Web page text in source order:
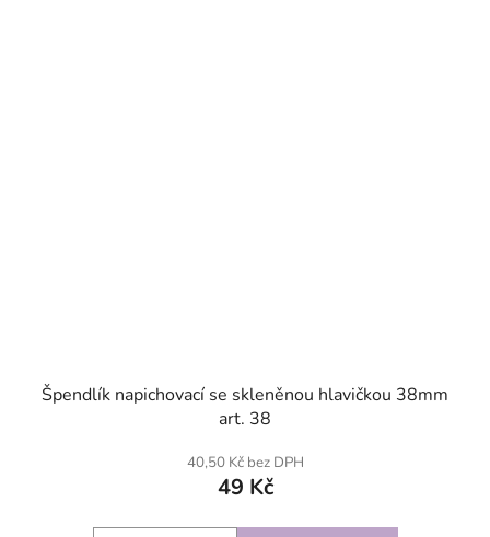
Špendlík napichovací se skleněnou hlavičkou 38mm
art. 38
40,50 Kč bez DPH
49 Kč